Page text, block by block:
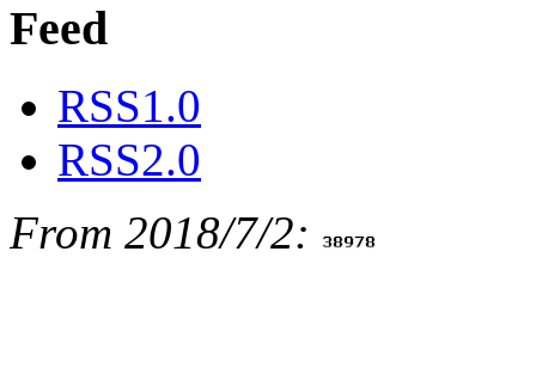
Feed
RSS1.0
RSS2.0
From 2018/7/2: